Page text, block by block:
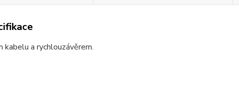
kabelu a rychlouzávěrem.